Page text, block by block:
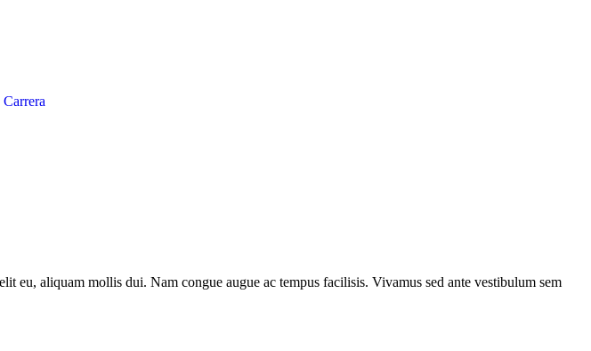
aliquam mollis dui. Nam congue augue ac tempus facilisis. Vivamus sed ante vestibulum sem